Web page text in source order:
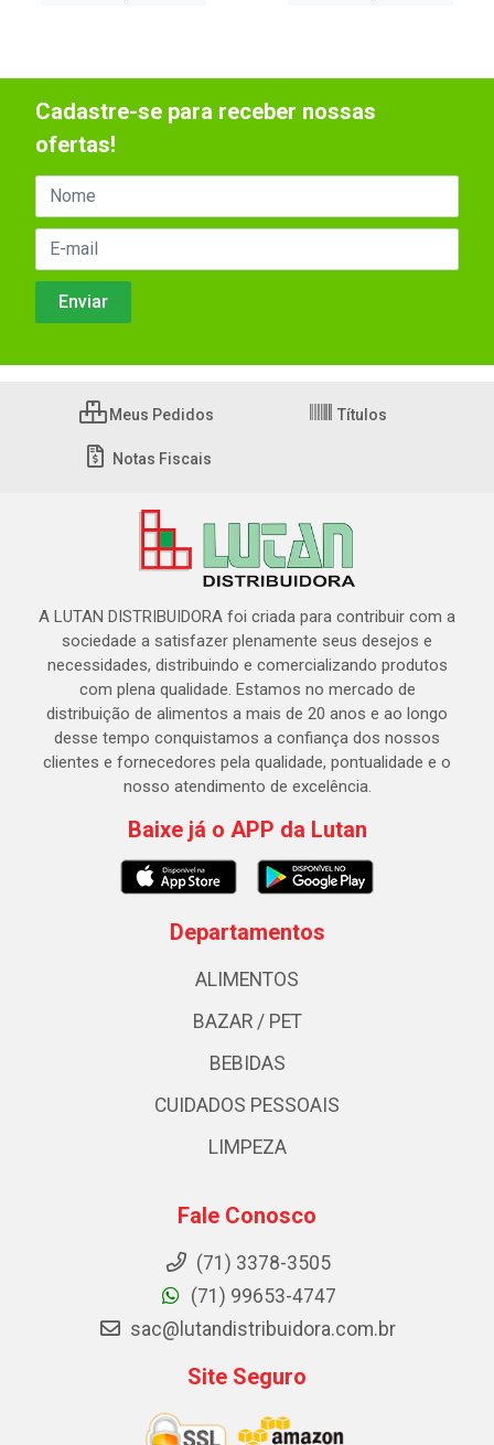
Cadastre-se para receber nossas
ofertas!
Meus Pedidos Títulos
Notas Fiscais
A LUTAN DISTRIBUIDORA foi criada para contribuir com a
sociedade a satisfazer plenamente seus desejos e
necessidades, distribuindo e comercializando produtos
com plena qualidade. Estamos no mercado de
distribuição de alimentos a mais de 20 anos e ao longo
desse tempo conquistamos a confiança dos nossos
clientes e fornecedores pela qualidade, pontualidade e o
nosso atendimento de excelência.
Baixe já o APP da Lutan
Departamentos
ALIMENTOS
BAZAR / PET
BEBIDAS
CUIDADOS PESSOAIS
LIMPEZA
Fale Conosco
(71) 3378-3505
(71) 99653-4747
sac@lutandistribuidora.com.br
Site Seguro